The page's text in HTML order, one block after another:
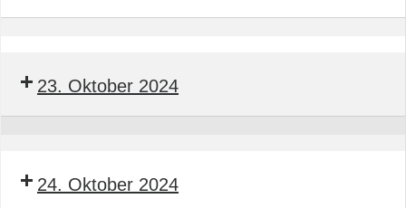
23. Oktober 2024
24. Oktober 2024